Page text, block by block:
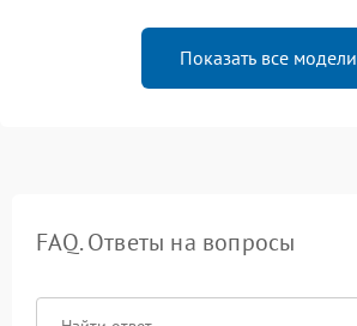
Показать все модели
FAQ. Ответы на вопросы